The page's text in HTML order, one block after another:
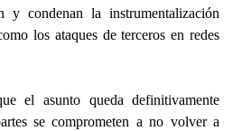
y condenan la instrumentalización
los ataques de terceros en redes
el asunto queda definitivamente
se comprometen a no volver a